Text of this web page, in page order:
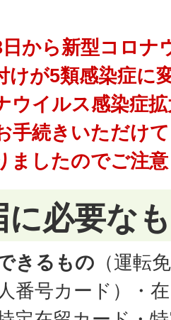
日から新型コロ
けが5類感染症に
ウイルス感染症
手続きいただけ
ましたのでご注
に必要な
きるもの （運転
番号カード）・